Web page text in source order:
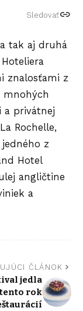
Sledovať
tak aj druhá
znalosťami z
mnohých
a privátnej
Rochelle,
z
Hotel
angličtine
a
ČLÁNOK
jedla
rok